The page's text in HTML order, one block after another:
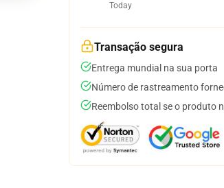
Today
Transação segura
Entrega mundial na sua porta
Número de rastreamento
Reembolso total se o produto